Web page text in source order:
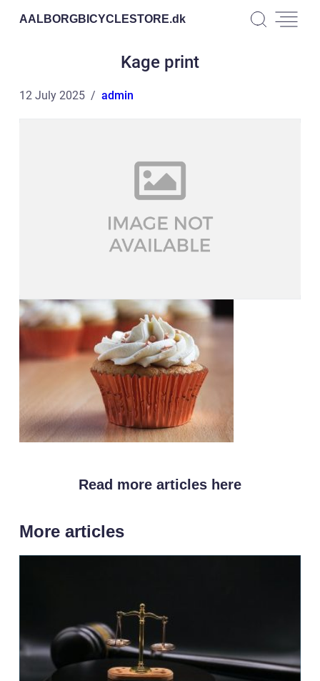
AALBORGBICYCLESTORE.dk
Kage print
12 July 2025 admin
Read more articles here
More articles